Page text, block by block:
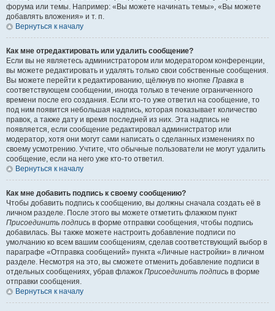
форума или темы. Например: «Вы можете начинать темы», «Вы можете
добавлять вложения» и т. п.
Вернуться к началу
Как мне отредактировать или удалить сообщение?
Если вы не являетесь администратором или модератором конференции,
вы можете редактировать и удалять только свои собственные сообщения.
Вы можете перейти к редактированию, щёлкнув по кнопке Правка в
соответствующем сообщении, иногда только в течение ограниченного
времени после его создания. Если кто-то уже ответил на сообщение, то
под ним появится небольшая надпись, которая показывает количество
правок, а также дату и время последней из них. Эта надпись не
появляется, если сообщение редактировал администратор или
модератор, хотя они могут сами написать о сделанных изменениях по
своему усмотрению. Учтите, что обычные пользователи не могут удалить
сообщение, если на него уже кто-то ответил.
Вернуться к началу
Как мне добавить подпись к своему сообщению?
Чтобы добавить подпись к сообщению, вы должны сначала создать её в
личном разделе. После этого вы можете отметить флажком пункт
Присоединить подпись в форме отправки сообщения, чтобы подпись
добавилась. Вы также можете настроить добавление подписи по
умолчанию ко всем вашим сообщениям, сделав соответствующий выбор в
параграфе «Отправка сообщений» пункта «Личные настройки» в личном
разделе. Несмотря на это, вы сможете отменить добавление подписи в
отдельных сообщениях, убрав флажок Присоединить подпись в форме
отправки сообщения.
Вернуться к началу